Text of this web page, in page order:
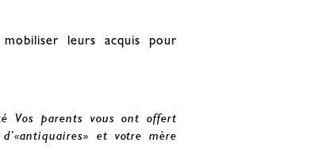
leurs acquis pour
Vos parents vous ont offert
et votre mère